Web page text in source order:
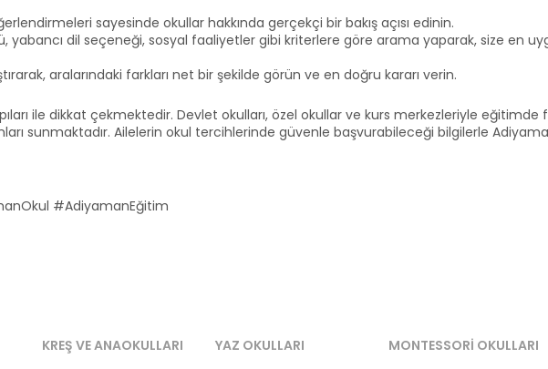
sayesinde okullar hakkında gerçekçi bir bakış açısı edinin.
yabancı dil seçeneği, sosyal faaliyetler gibi kriterlere göre arama yaparak, size en
aralarındaki farkları net bir şekilde görün ve en doğru kararı verin.
ile dikkat çekmektedir. Devlet okulları, özel okullar ve kurs merkezleriyle eğitimde
sunmaktadır. Ailelerin okul tercihlerinde güvenle başvurabileceği bilgilerle
#AdiyamanEğitim
KREŞ VE ANAOKULLARI
YAZ OKULLARI
MONTESSORI OKULLARI